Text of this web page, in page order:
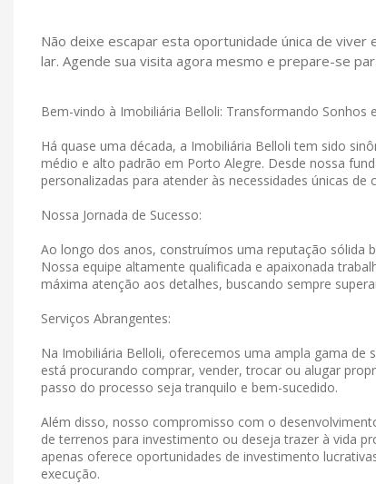
Não deixe escapar esta oportunidade única de
lar. Agende sua visita agora mesmo e prepare-se
Bem-vindo à Imobiliária Belloli: Transformando Sonhos
Há quase uma década, a Imobiliária Belloli tem sido
médio e alto padrão em Porto Alegre. Desde nossa
personalizadas para atender às necessidades únicas de
Nossa Jornada de Sucesso:
Ao longo dos anos, construímos uma reputação sólida
Nossa equipe altamente qualificada e apaixonada
máxima atenção aos detalhes, buscando sempre
Serviços Abrangentes:
Na Imobiliária Belloli, oferecemos uma ampla gama de
está procurando comprar, vender, trocar ou alugar
passo do processo seja tranquilo e bem-sucedido.
Além disso, nosso compromisso com o
de terrenos para investimento ou deseja trazer à vida
apenas oferece oportunidades de investimento
execução.